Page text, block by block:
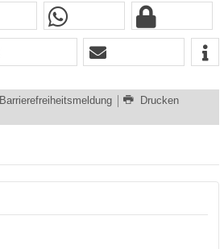
Barrierefreiheitsmeldung
Drucken